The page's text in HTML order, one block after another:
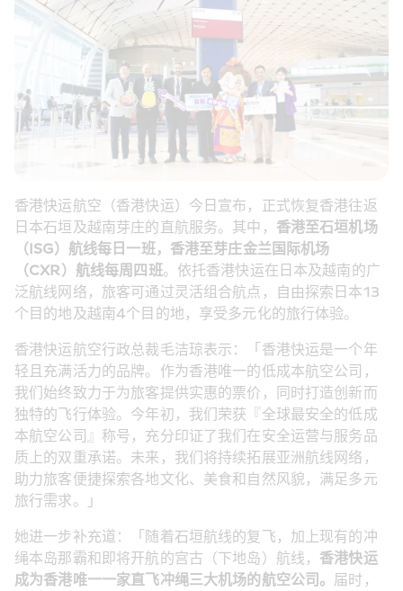
香港快运航空（香港快运）今日宣布，正式恢复香港往返
日本石垣及越南芽庄的直航服务。其中， 香港至石垣机场
（ISG）航线每日一班，香港至芽庄金兰国际机场
（CXR）航线每周四班。依托香港快运在日本及越南的广
泛航线网络，旅客可通过灵活组合航点，自由探索日本13
个目的地及越南4个目的地，享受多元化的旅行体验。
香港快运航空行政总裁毛洁琼表示：「香港快运是一个年
轻且充满活力的品牌。作为香港唯一的低成本航空公司，
我们始终致力于为旅客提供实惠的票价，同时打造创新而
独特的飞行体验。今年初，我们荣获『全球最安全的低成
本航空公司』称号，充分印证了我们在安全运营与服务品
质上的双重承诺。未来，我们将持续拓展亚洲航线网络，
助力旅客便捷探索各地文化、美食和自然风貌，满足多元
旅行需求。」
她进一步补充道：「随着石垣航线的复飞，加上现有的冲
绳本岛那霸和即将开航的宫古（下地岛）航线， 香港快运
成为香港唯一一家直飞冲绳三大机场的航空公司。 届时，